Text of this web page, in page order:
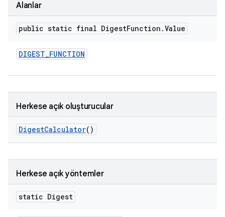
Alanlar
public static final DigestFunction .Value
DIGEST_FUNCTION
Herkese açık oluşturucular
DigestCalculator()
Herkese açık yöntemler
static Digest